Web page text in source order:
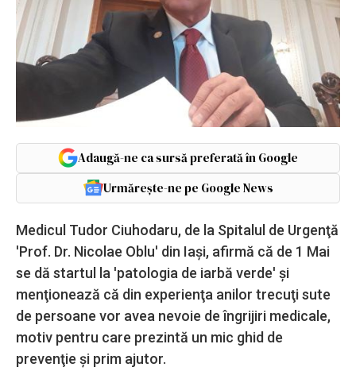
Adaugă-ne ca sursă preferată în Google
Urmărește-ne pe Google News
Medicul Tudor Ciuhodaru, de la Spitalul de Urgenţă
'Prof. Dr. Nicolae Oblu' din Iaşi, afirmă că de 1 Mai
se dă startul la 'patologia de iarbă verde' şi
menţionează că din experienţa anilor trecuţi sute
de persoane vor avea nevoie de îngrijiri medicale,
motiv pentru care prezintă un mic ghid de
prevenţie şi prim ajutor.